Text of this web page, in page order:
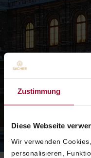
Zustimmung
Diese Webseite
Wir verwenden
personalisieren,